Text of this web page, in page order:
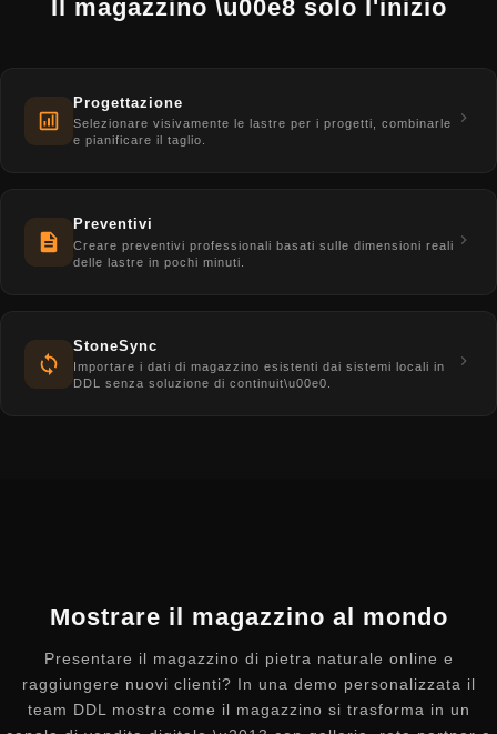
Il magazzino \u00e8 solo l'inizio
Progettazione
Selezionare visivamente le lastre per i progetti, combinarle
e pianificare il taglio.
Preventivi
Creare preventivi professionali basati sulle dimensioni reali
delle lastre in pochi minuti.
StoneSync
Importare i dati di magazzino esistenti dai sistemi locali in
DDL senza soluzione di continuit\u00e0.
Mostrare il magazzino al mondo
Presentare il magazzino di pietra naturale online e
raggiungere nuovi clienti? In una demo personalizzata il
team DDL mostra come il magazzino si trasforma in un